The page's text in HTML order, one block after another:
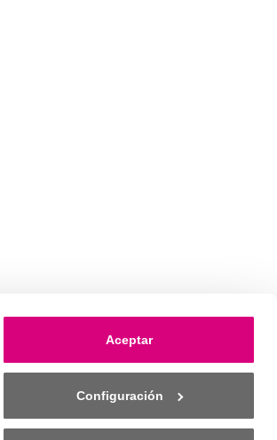
Aceptar
Configuración